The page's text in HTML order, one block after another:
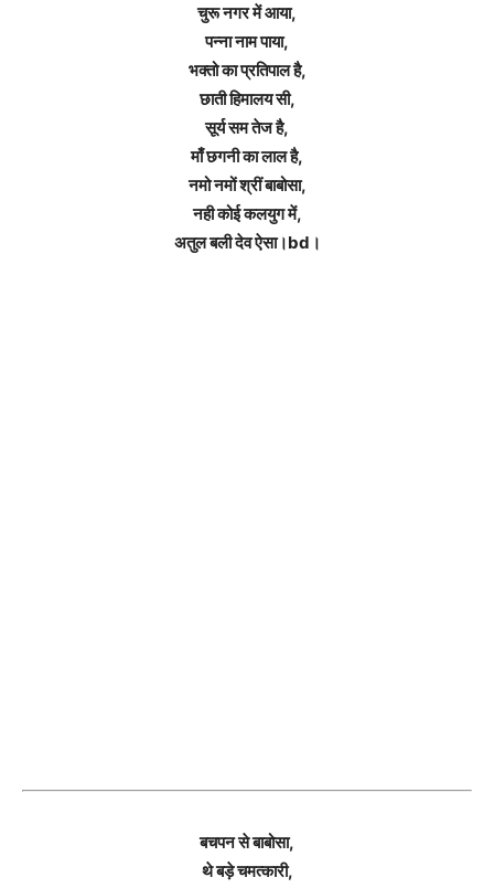
चुरू नगर में आया,
पन्ना नाम पाया,
भक्तो का प्रतिपाल है,
छाती हिमालय सी,
सूर्य सम तेज है,
माँ छगनी का लाल है,
नमो नमों श्रीं बाबोसा,
नही कोई कलयुग में,
अतुल बली देव ऐसा।bd।
बचपन से बाबोसा,
थे बड़े चमत्कारी,